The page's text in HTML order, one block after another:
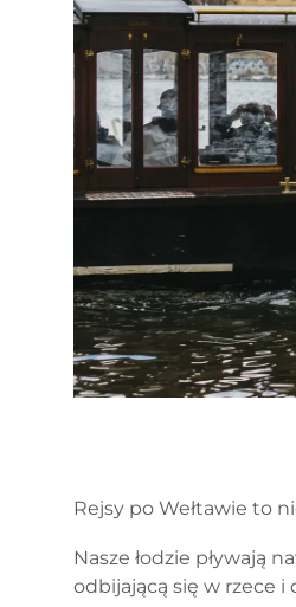
Rejsy po Wełtawie to
Nasze łodzie pływają
odbijającą się w rzece